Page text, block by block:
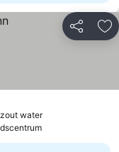
Delen
water